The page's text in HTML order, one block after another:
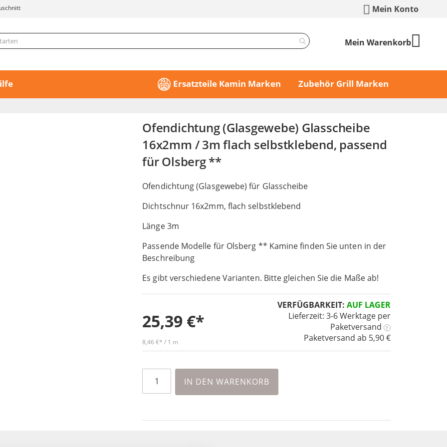
Mein Konto
Mein Warenkorb
Ersatzteile Kamin Marken Zubehör Grill Marken
Ofendichtung (Glasgewebe) Glasscheibe
16x2mm / 3m flach selbstklebend, passend
für Olsberg **
Ofendichtung (Glasgewebe) für Glasscheibe
Dichtschnur 16x2mm, flach selbstklebend
Länge 3m
Passende Modelle für Olsberg ** Kamine finden Sie unten in der
Beschreibung
Es gibt verschiedene Varianten. Bitte gleichen Sie die Maße ab!
VERFÜGBARKEIT: AUF LAGER
Lieferzeit: 3-6 Werktageper
Paketversand
?
Paketversand ab 5,90 €
25,39 €
8,46 € / 1 m
IN DEN WARENKORB